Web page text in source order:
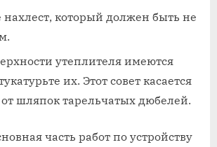
который должен быть не
утеплителя имеются
их. Этот совет касается
шляпок тарельчатых дюбелей.
часть работ по устройству